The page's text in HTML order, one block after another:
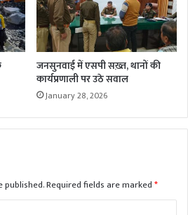
जनसुनवाई में एसपी सख़्त, थानों की
कार्यप्रणाली पर उठे सवाल
January 28, 2026
published.Required fields are marked*